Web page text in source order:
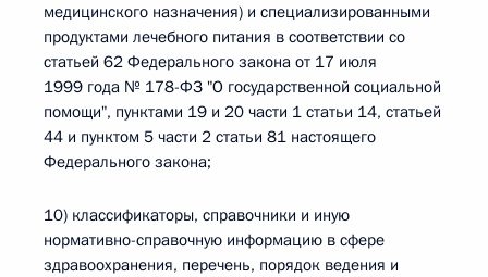
медицинского назначения) и специализированными
продуктами лечебного питания в соответствии со
статьей 62 Федерального закона от 17 июля
1999 года № 178-ФЗ "О государственной социальной
помощи", пунктами 19 и 20 части 1 статьи 14, статьей
44 и пунктом 5 части 2 статьи 81 настоящего
Федерального закона;
10) классификаторы, справочники и иную
нормативно-справочную информацию в сфере
здравоохранения, перечень, порядок ведения и